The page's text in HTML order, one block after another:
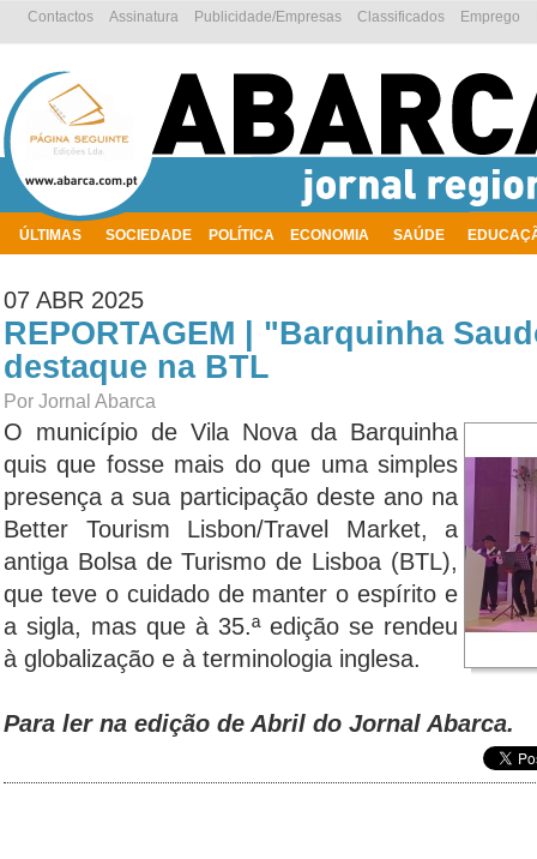
ÚLTIMAS SOCIEDADE POLÍTICA ECONOMIA SAÚDE
Emprego
Classificados
Publicidade/Empresas
Assinatura
Contactos
07 ABR 2025
REPORTAGEM | "Barquinha
destaque na BTL
Por Jornal Abarca
O município de Vila Nova da Barquinha
quis que fosse mais do que uma simples
presença a sua participação deste ano na
Better Tourism Lisbon/Travel Market, a
antiga Bolsa de Turismo de Lisboa (BTL),
que teve o cuidado de manter o espírito e
a sigla, mas que à 35.ª edição se rendeu
à globalização e à terminologia inglesa.
Para ler na edição de Abril do Jornal Abarca.